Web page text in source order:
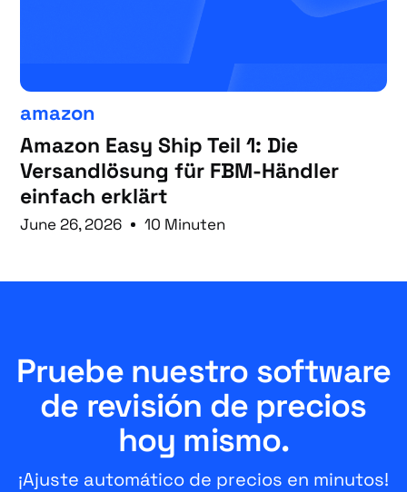
amazon
Amazon Easy Ship Teil 1: Die
Versandlösung für FBM-Händler
einfach erklärt
June 26, 2026 10 Minuten
Pruebe nuestro software
de revisión de precios
hoy mismo.
¡Ajuste automático de precios en minutos!